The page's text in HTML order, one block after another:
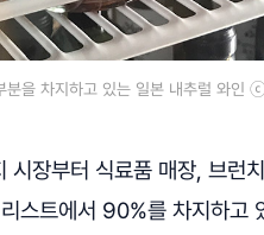
분을 차지하고 있는 일본 내추럴 와인
시장부터 식료품 매장, 브런
스트에서 90%를 차지하고